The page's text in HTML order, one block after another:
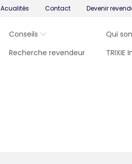
Acualités Contact Devenir
Conseils
Qui
Recherche revendeur TRIXIE